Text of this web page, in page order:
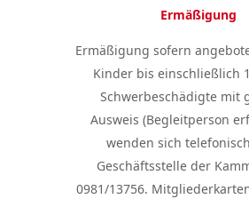
Ermäßigung
Ermäßigung sofern
Kinder bis einschließlich
Schwerbeschädigte mit
Ausweis (Begleitperson
wenden sich
Geschäftsstelle der
0981/13756.